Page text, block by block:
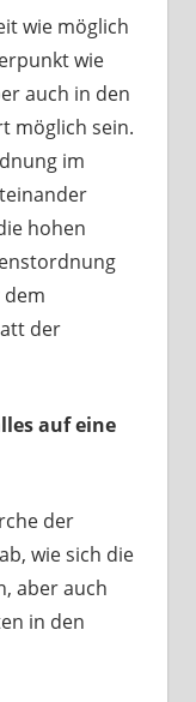
wie möglich
wie
auch in den
möglich sein.
im
hohen
der
auf eine
der
wie sich die
aber auch
in den